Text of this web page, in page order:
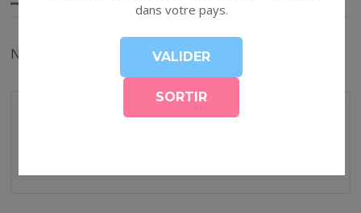
Niveau : Débutant(e)
Shoot collab pour un thème « mariage » dans le
dans votre pays.